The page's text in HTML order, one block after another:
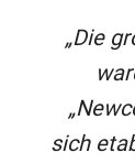
„Die
sich